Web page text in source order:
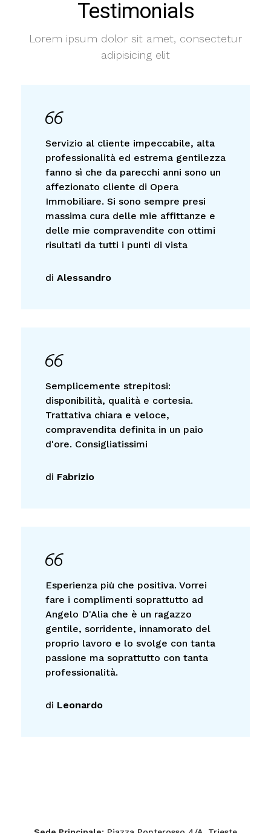
Testimonials
Lorem ipsum dolor sit amet, consectetur
adipisicing elit
Servizio al cliente impeccabile, alta
professionalità ed estrema gentilezza
fanno sì che da parecchi anni sono un
affezionato cliente di Opera
Immobiliare. Si sono sempre presi
massima cura delle mie affittanze e
delle mie compravendite con ottimi
risultati da tutti i punti di vista
di Alessandro
Semplicemente strepitosi:
disponibilità, qualità e cortesia.
Trattativa chiara e veloce,
compravendita definita in un paio
d'ore. Consigliatissimi
di Fabrizio
Esperienza più che positiva. Vorrei
fare i complimenti soprattutto ad
Angelo D'Alia che è un ragazzo
gentile, sorridente, innamorato del
proprio lavoro e lo svolge con tanta
passione ma soprattutto con tanta
professionalità.
di Leonardo